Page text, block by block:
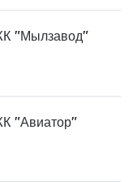
"Мылзавод"
"Авиатор"